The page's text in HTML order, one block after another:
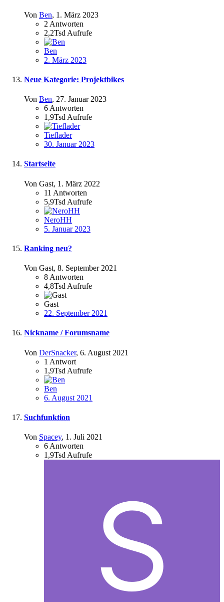
Von Ben, 1. März 2023
2 Antworten
2,2Tsd Aufrufe
Ben
2. März 2023
Neue Kategorie: Projektbikes
Von Ben, 27. Januar 2023
6 Antworten
1,9Tsd Aufrufe
Tieflader
30. Januar 2023
Startseite
Von Gast, 1. März 2022
11 Antworten
5,9Tsd Aufrufe
NeroHH
5. Januar 2023
Ranking neu?
Von Gast, 8. September 2021
8 Antworten
4,8Tsd Aufrufe
Gast
22. September 2021
Nickname / Forumsname
Von DerSnacker, 6. August 2021
1 Antwort
1,9Tsd Aufrufe
Ben
6. August 2021
Suchfunktion
Von Spacey, 1. Juli 2021
6 Antworten
1,9Tsd Aufrufe